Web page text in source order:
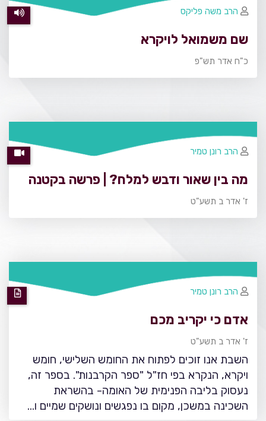
שם משמואל לויקרא
כ"ח אדר תש"פ
הרב משה פליקס
מה בין שאור ודבש למלח? | פרשה בקטנה
ז' אדר ב תשע"ט
הרב רונן טמיר
אדם כי יקריב מכם
ז' אדר ב תשע"ט
השבת אנו זוכים לפתוח את החומש השלישי, חומש
ויקרא, הנקרא בפי חז"ל "ספר הקרבנות". בספר זה,
נעסוק בליבה הפנימית של האומה- בהשראת
השכינה במשכן, מקום בו נפגשים ונושקים שמיים ו…
הרב רונן טמיר